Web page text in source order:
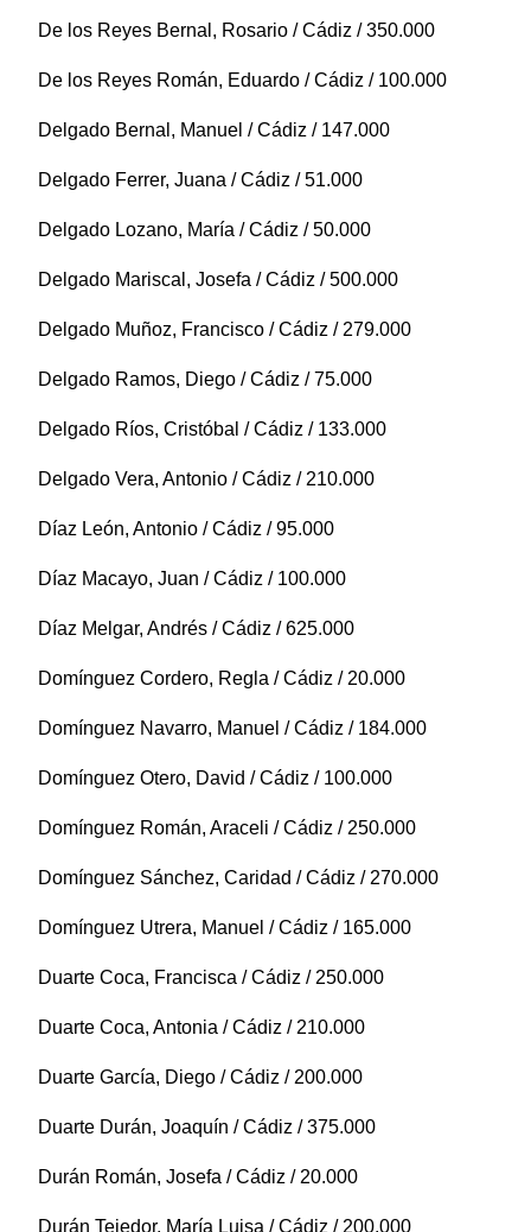
De los Reyes Bernal, Rosario / Cádiz / 350.000
De los Reyes Román, Eduardo / Cádiz / 100.000
Delgado Bernal, Manuel / Cádiz / 147.000
Delgado Ferrer, Juana / Cádiz / 51.000
Delgado Lozano, María / Cádiz / 50.000
Delgado Mariscal, Josefa / Cádiz / 500.000
Delgado Muñoz, Francisco / Cádiz / 279.000
Delgado Ramos, Diego / Cádiz / 75.000
Delgado Ríos, Cristóbal / Cádiz / 133.000
Delgado Vera, Antonio / Cádiz / 210.000
Díaz León, Antonio / Cádiz / 95.000
Díaz Macayo, Juan / Cádiz / 100.000
Díaz Melgar, Andrés / Cádiz / 625.000
Domínguez Cordero, Regla / Cádiz / 20.000
Domínguez Navarro, Manuel / Cádiz / 184.000
Domínguez Otero, David / Cádiz / 100.000
Domínguez Román, Araceli / Cádiz / 250.000
Domínguez Sánchez, Caridad / Cádiz / 270.000
Domínguez Utrera, Manuel / Cádiz / 165.000
Duarte Coca, Francisca / Cádiz / 250.000
Duarte Coca, Antonia / Cádiz / 210.000
Duarte García, Diego / Cádiz / 200.000
Duarte Durán, Joaquín / Cádiz / 375.000
Durán Román, Josefa / Cádiz / 20.000
Durán Tejedor, María Luisa / Cádiz / 200.000